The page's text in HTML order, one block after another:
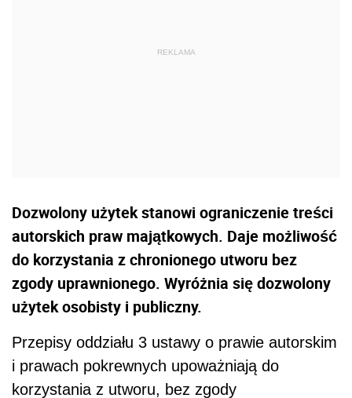
Dozwolony użytek stanowi ograniczenie treści
autorskich praw majątkowych. Daje możliwość
do korzystania z chronionego utworu bez
zgody uprawnionego. Wyróżnia się dozwolony
użytek osobisty i publiczny.
Przepisy oddziału 3 ustawy o prawie autorskim
i prawach pokrewnych upoważniają do
korzystania z utworu, bez zgody